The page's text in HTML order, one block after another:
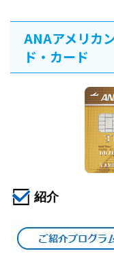
ANAアメリカ
ド・カード
紹介